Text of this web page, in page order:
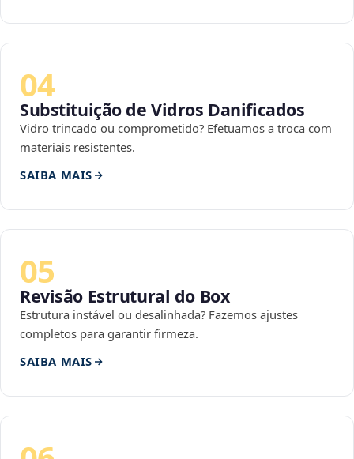
04
Substituição de Vidros Danificados
Vidro trincado ou comprometido? Efetuamos a troca com
materiais resistentes.
SAIBA MAIS
05
Revisão Estrutural do Box
Estrutura instável ou desalinhada? Fazemos ajustes
completos para garantir firmeza.
SAIBA MAIS